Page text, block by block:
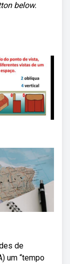
below.
de
um “tempo